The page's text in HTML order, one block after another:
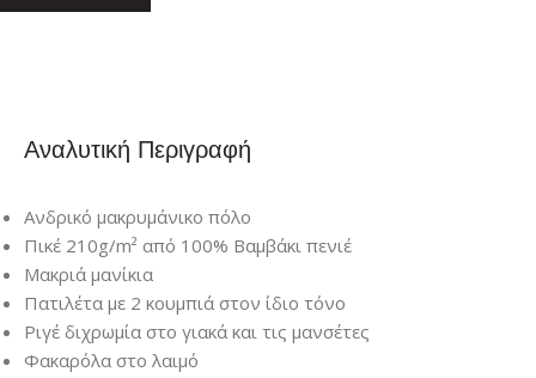
Αναλυτική Περιγραφή
Ανδρικό μακρυμάνικο πόλο
Πικέ 210g/m² από 100% Βαμβάκι πενιέ
Μακριά μανίκια
Πατιλέτα με 2 κουμπιά στον ίδιο τόνο
Ριγέ διχρωμία στο γιακά και τις μανσέτες
Φακαρόλα στο λαιμό